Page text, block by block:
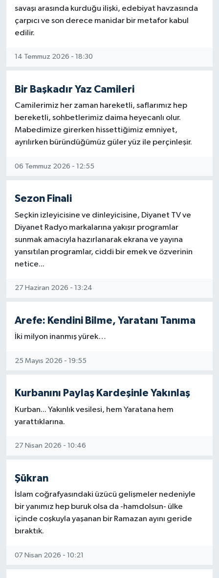
savaşı arasında kurduğu ilişki, edebiyat havzasında
çarpıcı ve son derece manidar bir metafor kabul
edilir.
14 Temmuz 2026 - 18:30
Bir Başkadır Yaz Camileri
Camilerimiz her zaman hareketli, saflarımız hep
bereketli, sohbetlerimiz daima heyecanlı olur.
Mabedimize girerken hissettiğimiz emniyet,
ayrılırken büründüğümüz güler yüz ile perçinleşir.
06 Temmuz 2026 - 12:55
Sezon Finali
Seçkin izleyicisine ve dinleyicisine, Diyanet TV ve
Diyanet Radyo markalarına yakışır programlar
sunmak amacıyla hazırlanarak ekrana ve yayına
yansıtılan programlar, ciddi bir emek ve özverinin
netice...
27 Haziran 2026 - 13:24
Arefe: Kendini Bilme, Yaratanı Tanıma
İki milyon inanmış yürek…
25 Mayıs 2026 - 19:55
Kurbanını Paylaş Kardeşinle Yakınlaş
Kurban... Yakınlık vesilesi, hem Yaratana hem
yarattıklarına.
27 Nisan 2026 - 10:46
Şükran
İslam coğrafyasındaki üzücü gelişmeler nedeniyle
bir yanımız hep buruk olsa da -hamdolsun- ülke
içinde coşkuyla yaşanan bir Ramazan ayını geride
bıraktık.
07 Nisan 2026 - 10:21
Ardahan Müftülüğü
Balıkesir Müftülüğü
Bartın Müftülüğü
Batman Müftülüğü
Bayburt Müftülüğü
Bilecik Müftülüğü
Bingöl Müftülüğü
Bitlis Müftülüğü
Bolu Müftülüğü
Burdur Müftülüğü
Bursa Müftülüğü
Çanakkale Müftülüğü
Çankırı Müftülüğü
Çorum Müftülüğü
Denizli Müftülüğü
Diyarbakır Müftülüğü
Edirne Müftülüğü
Elazığ Müftülüğü
Kudüs
Peygamberimizin Hayatı
Ramazan
Sahabeler
Zekat
Hutbeler
DİYANET RADYO/TV
DEPREM
Dünya
Eğitim
Kültür-Sanat
Aile
Sağlık
Makaleler
Ekonomi
Duyurular
Podcast
Bilim, Teknoloji
Biyografiler
Diyanet TV
İhtida Haberleri